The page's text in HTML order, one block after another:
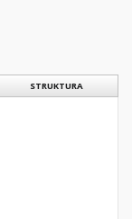
STRUKTURA